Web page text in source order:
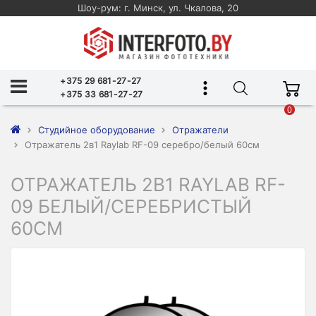
Шоу-рум: г. Минск, ул. Чкалова, 20
+375 29 681-27-27
+375 33 681-27-27
0
Студийное оборудование
Отражатели
Отражатель 2в1 Raylab RF-09 серебро/белый 60см
ОТРАЖАТЕЛЬ 2В1 RAYLAB RF-
09 БЕЛЫЙ/СЕРЕБРИСТЫЙ
60СМ